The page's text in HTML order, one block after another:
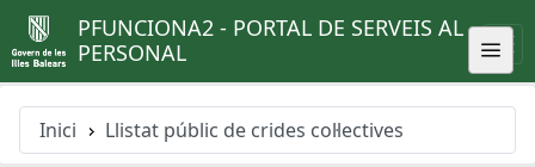
PFUNCIONA2 - PORTAL DE SERVEIS AL
PERSONAL
Inici Llistat públic de crides col·lectives